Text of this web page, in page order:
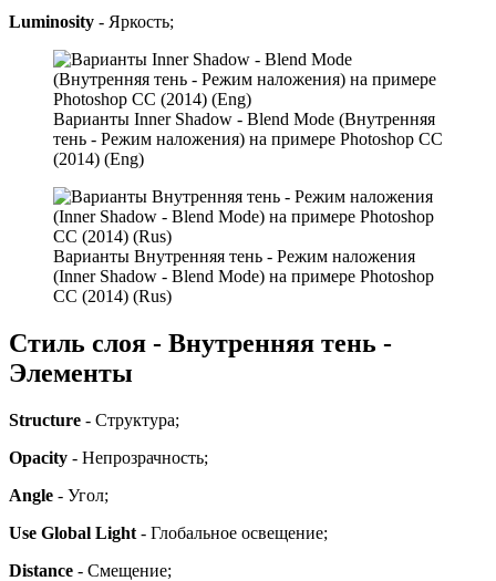
Luminosity - Яркость;
Варианты Inner Shadow - Blend Mode (Внутренняя
тень - Режим наложения) на примере Photoshop CC
(2014) (Eng)
Варианты Внутренняя тень - Режим наложения
(Inner Shadow - Blend Mode) на примере Photoshop
CC (2014) (Rus)
Стиль слоя - Внутренняя тень -
Элементы
Structure - Структура;
Opacity - Непрозрачность;
Angle - Угол;
Use Global Light - Глобальное освещение;
Distance - Смещение;